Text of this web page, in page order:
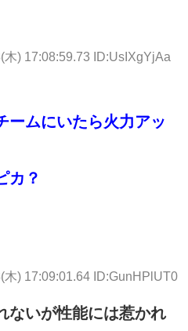
木) 17:08:59.73 ID:UsIXgYjAa
ームにいたら火力アッ
カ？
木) 17:09:01.64 ID:GunHPlUT0
ないが性能には惹かれ